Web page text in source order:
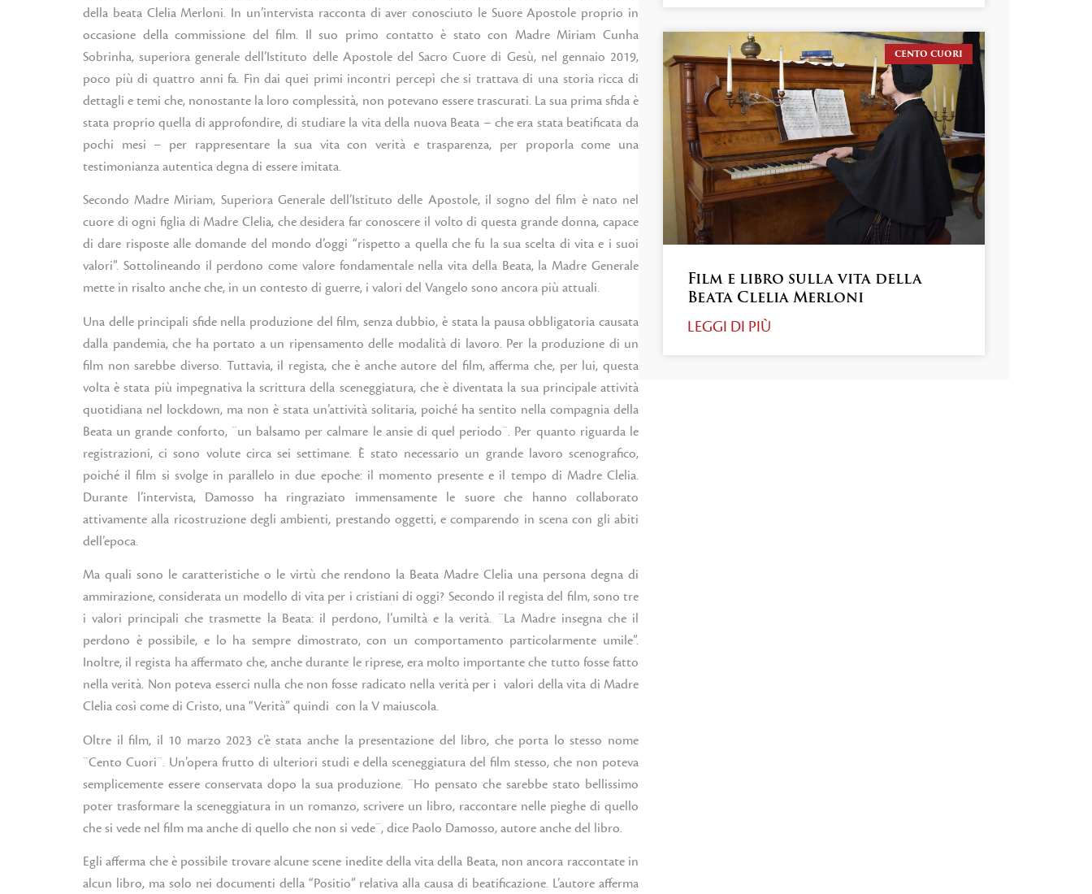
della beata Clelia Merloni. In un’intervista racconta di aver conosciuto le Suore Apostole proprio in
occasione della commissione del film. Il suo primo contatto è stato con Madre Miriam Cunha
Sobrinha, superiora generale dell’Istituto delle Apostole del Sacro Cuore di Gesù, nel gennaio 2019,
poco più di quattro anni fa. Fin dai quei primi incontri percepì che si trattava di una storia ricca di
dettagli e temi che, nonostante la loro complessità, non potevano essere trascurati. La sua prima sfida è
stata proprio quella di approfondire, di studiare la vita della nuova Beata – che era stata beatificata da
pochi mesi – per rappresentare la sua vita con verità e trasparenza, per proporla come una
testimonianza autentica degna di essere imitata.
Secondo Madre Miriam, Superiora Generale dell’Istituto delle Apostole, il sogno del film è nato nel
cuore di ogni figlia di Madre Clelia, che desidera far conoscere il volto di questa grande donna, capace
di dare risposte alle domande del mondo d’oggi “rispetto a quella che fu la sua scelta di vita e i suoi
valori”. Sottolineando il perdono come valore fondamentale nella vita della Beata, la Madre Generale
mette in risalto anche che, in un contesto di guerre, i valori del Vangelo sono ancora più attuali.
Una delle principali sfide nella produzione del film, senza dubbio, è stata la pausa obbligatoria causata
dalla pandemia, che ha portato a un ripensamento delle modalità di lavoro. Per la produzione di un
film non sarebbe diverso. Tuttavia, il regista, che è anche autore del film, afferma che, per lui, questa
volta è stata più impegnativa la scrittura della sceneggiatura, che è diventata la sua principale attività
quotidiana nel lockdown, ma non è stata un’attività solitaria, poiché ha sentito nella compagnia della
Beata un grande conforto, ¨un balsamo per calmare le ansie di quel periodo¨. Per quanto riguarda le
registrazioni, ci sono volute circa sei settimane. È stato necessario un grande lavoro scenografico,
poiché il film si svolge in parallelo in due epoche: il momento presente e il tempo di Madre Clelia.
Durante l’intervista, Damosso ha ringraziato immensamente le suore che hanno collaborato
attivamente alla ricostruzione degli ambienti, prestando oggetti, e comparendo in scena con gli abiti
dell’epoca.
Ma quali sono le caratteristiche o le virtù che rendono la Beata Madre Clelia una persona degna di
ammirazione, considerata un modello di vita per i cristiani di oggi? Secondo il regista del film, sono tre
i valori principali che trasmette la Beata: il perdono, l’umiltà e la verità. ¨La Madre insegna che il
perdono è possibile, e lo ha sempre dimostrato, con un comportamento particolarmente umile”.
Inoltre, il regista ha affermato che, anche durante le riprese, era molto importante che tutto fosse fatto
nella verità. Non poteva esserci nulla che non fosse radicato nella verità per i valori della vita di Madre
Clelia così come di Cristo, una “Verità” quindi con la V maiuscola.
Oltre il film, il 10 marzo 2023 c’è stata anche la presentazione del libro, che porta lo stesso nome
¨Cento Cuori¨. Un’opera frutto di ulteriori studi e della sceneggiatura del film stesso, che non poteva
semplicemente essere conservata dopo la sua produzione. ¨Ho pensato che sarebbe stato bellissimo
poter trasformare la sceneggiatura in un romanzo, scrivere un libro, raccontare nelle pieghe di quello
che si vede nel film ma anche di quello che non si vede¨, dice Paolo Damosso, autore anche del libro.
Egli afferma che è possibile trovare alcune scene inedite della vita della Beata, non ancora raccontate in
alcun libro, ma solo nei documenti della “Positio” relativa alla causa di beatificazione. L’autore afferma
CENTO CUORI
Film e libro sulla vita della
Beata Clelia Merloni
LEGGI DI PIÙ